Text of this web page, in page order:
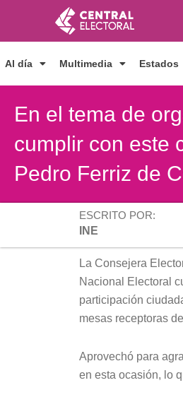
contenido
Al día Multimedia Estados
En el tema de
cumplir con este
Pedro Ferriz de
ESCRITO POR:
INE
La Consejera
Nacional Electoral
participación
mesas receptoras
Aprovechó para
en esta ocasión, lo